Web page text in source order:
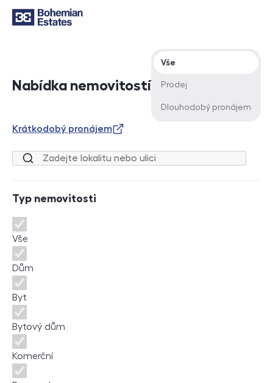
Nabídka nemovitostí
Typ nabídky
Vše
Prodej
Dlouhodobý pronájem
Krátkodobý pronájem
Lokalita nebo ulice
Typ nemovitosti
Typ nemovitosti
Vše
Dům
Byt
Bytový dům
Komerční